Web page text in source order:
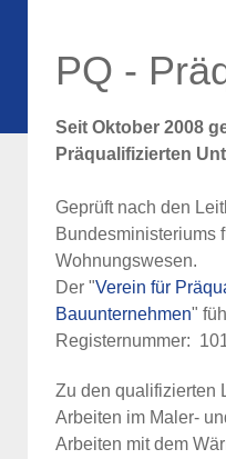
PQ -
Seit Oktober 2008
Präqualifizierten
Geprüft nach den
Bundesministeriums
Wohnungswesen.
Der "Verein für
Bauunternehmen"
Registernummer:
Zu den qualifizierten
Arbeiten im Maler-
Arbeiten mit dem